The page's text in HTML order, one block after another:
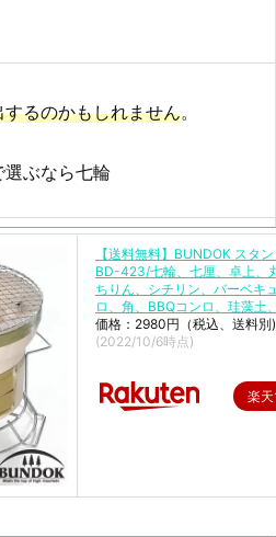
るのかもしれません。
選ぶなら七輪
【送料無料】BUNDOK スタ
BD-423/七輪、七厘、卓上、
ちりん、シチリン、バーベキ
ロ、角、BBQコンロ、珪藻土
価格：2980円（税込、送料別)
(2022/10/6時点)
楽